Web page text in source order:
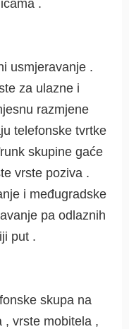
.
usmjeravanje .
za ulazne i
razmjene
telefonske tvrtke
skupine gaće
vrste poziva .
i međugradske
pa odlaznih
put .
skupa na
, vrste mobitela ,